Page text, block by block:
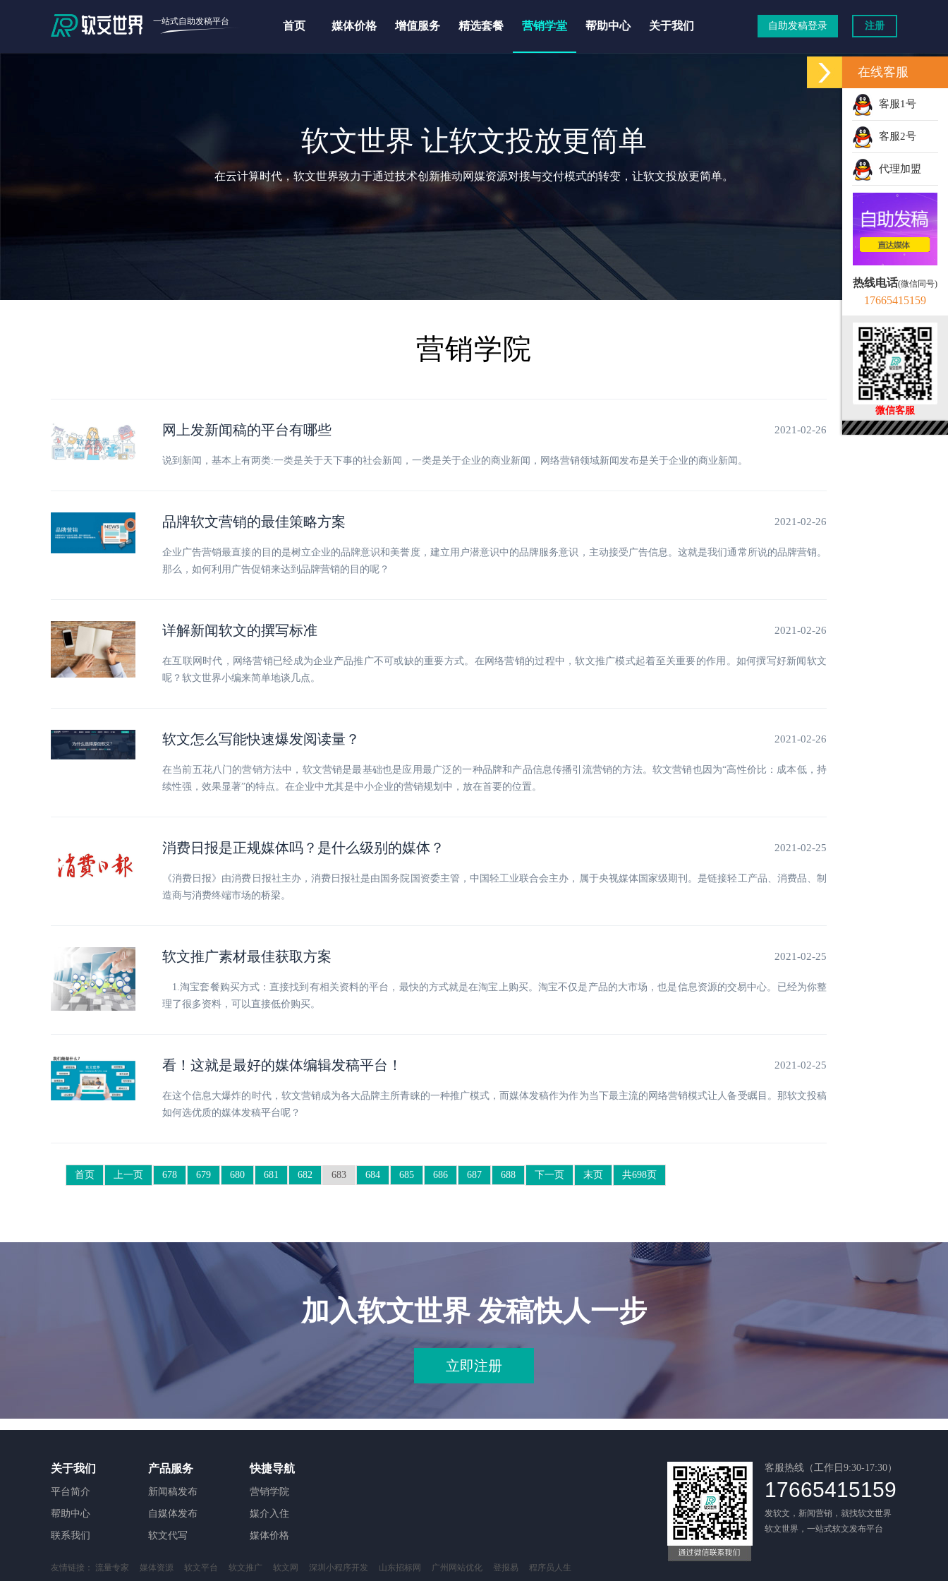
一站式自助发稿平台 首页 媒体价格 增值服务 精选套餐 营销学堂 帮助中心 关于我们 自助发稿登录 注册
软文世界 让软文投放更简单
在云计算时代，软文世界致力于通过技术创新推动网媒资源对接与交付模式的转变，让软文投放更简单。
营销学院
网上发新闻稿的平台有哪些 2021-02-26
说到新闻，基本上有两类:一类是关于天下事的社会新闻，一类是关于企业的商业新闻，网络营销领域新闻发布是关于企业的商业新闻。
品牌软文营销的最佳策略方案 2021-02-26
企业广告营销最直接的目的是树立企业的品牌意识和美誉度，建立用户潜意识中的品牌服务意识，主动接受广告信息。这就是我们通常所说的品牌营销。
那么，如何利用广告促销来达到品牌营销的目的呢？
详解新闻软文的撰写标准 2021-02-26
在互联网时代，网络营销已经成为企业产品推广不可或缺的重要方式。在网络营销的过程中，软文推广模式起着至关重要的作用。如何撰写好新闻软文
呢？软文世界小编来简单地谈几点。
软文怎么写能快速爆发阅读量？ 2021-02-26
在当前五花八门的营销方法中，软文营销是最基础也是应用最广泛的一种品牌和产品信息传播引流营销的方法。软文营销也因为“高性价比：成本低，持
续性强，效果显著”的特点。在企业中尤其是中小企业的营销规划中，放在首要的位置。
消费日报是正规媒体吗？是什么级别的媒体？ 2021-02-25
《消费日报》由消费日报社主办，消费日报社是由国务院国资委主管，中国轻工业联合会主办，属于央视媒体国家级期刊。是链接轻工产品、消费品、制
造商与消费终端市场的桥梁。
软文推广素材最佳获取方案 2021-02-25
1.淘宝套餐购买方式：直接找到有相关资料的平台，最快的方式就是在淘宝上购买。淘宝不仅是产品的大市场，也是信息资源的交易中心。已经为你整
理了很多资料，可以直接低价购买。
看！这就是最好的媒体编辑发稿平台！ 2021-02-25
在这个信息大爆炸的时代，软文营销成为各大品牌主所青睐的一种推广模式，而媒体发稿作为作为当下最主流的网络营销模式让人备受瞩目。那软文投稿
如何选优质的媒体发稿平台呢？
首页 上一页 678 679 680 681 682 683 684 685 686 687 688 下一页 末页 共698页
加入软文世界 发稿快人一步
立即注册
关于我们
平台简介
帮助中心
联系我们
产品服务
新闻稿发布
自媒体发布
软文代写
快捷导航
营销学院
媒介入住
媒体价格
客服热线（工作日9:30-17:30）
17665415159
发软文，新闻营销，就找软文世界
软文世界，一站式软文发布平台
友情链接： 流量专家 媒体资源 软文平台 软文推广 软文网 深圳小程序开发 山东招标网 广州网站优化 登报易 程序员人生
在线客服
客服1号
客服2号
代理加盟
热线电话(微信同号)
17665415159
微信客服